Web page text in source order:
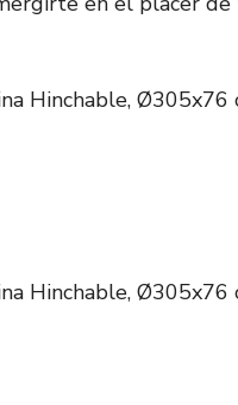
Hinchable, Ø305x76
Hinchable, Ø305x76